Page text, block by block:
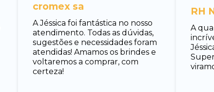
A Jéssica foi fantástica no nosso
atendimento. Todas as dúvidas,
sugestões e necessidades foram
atendidas! Amamos os brindes e
voltaremos a comprar, com
certeza!
cromex sa
A
RH